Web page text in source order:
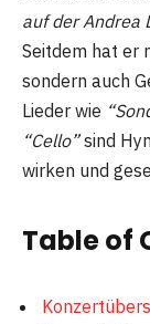
auf der Andrea
Seitdem hat er
sondern auch
Lieder wie
“Cello”sind
wirken und
Table of